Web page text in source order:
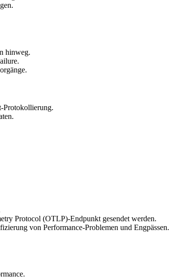
hinweg.
Protokollierung.
Protocol (OTLP)-Endpunkt gesendet werden.
von Performance-Problemen und Engpässen.